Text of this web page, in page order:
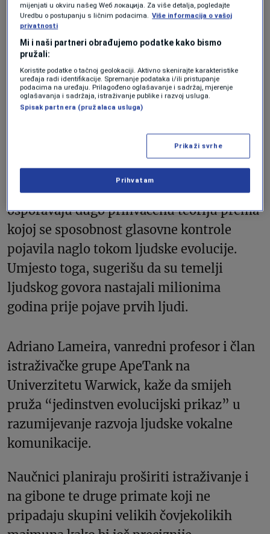
Ključna razlika ipak postoji. Ljudi su jedina
vrsta koja je razvila svjesnu kontrolu nad
njim i mogu ga potisnuti, odglumiti ili
prilagoditi društvenoj situaciji. Upravo tu
sposobnost istraživači smatraju jednim od
ključnih preduslova za razvoj govora.
Temelj prije pojava ljudi
Prema autorima studije, rezultati
osporavaju dugo prihvaćenu teoriju prema
kojoj se sposobnost glasovne kontrole
pojavila naglo tokom ljudske evolucije.
Umjesto toga, sugerišu da su temelji
ljudskog govora nastajali milionima
godina prije pojave prvih ljudi.
Adriano Lameira, vanredni profesor i član
istraživačke grupe ApeTank na
Univerzitetu Warwick, kaže da smijeh
pruža “jedinstven evolucijski prikaz” u
razumijevanje razvoja ljudske vokalne
komunikacije.
Naučnici planiraju proširiti istraživanje i
na gibone te druge primate koji ne
pripadaju skupini velikih čovjekolikih
mijenjati u okviru našeg Wеб локација. Za više detalja, pogledajte
Uredbu o postupanju s ličnim podacima. Više informacija o vašoj
privatnosti
Mi i naši partneri obrađujemo podatke kako bismo
pružali:
Koristite podatke o tačnoj geolokaciji. Aktivno skenirajte karakteristike
uređaja radi identifikacije. Spremanje podataka i/ili pristupanje
podacima na uređaju. Prilagođeno oglašavanje i sadržaj, mjerenje
oglašavanja i sadržaja, istraživanje publike i razvoj usluga.
Spisak partnera (pružalaca usluga)
Prikaži svrhe
Prihvatam